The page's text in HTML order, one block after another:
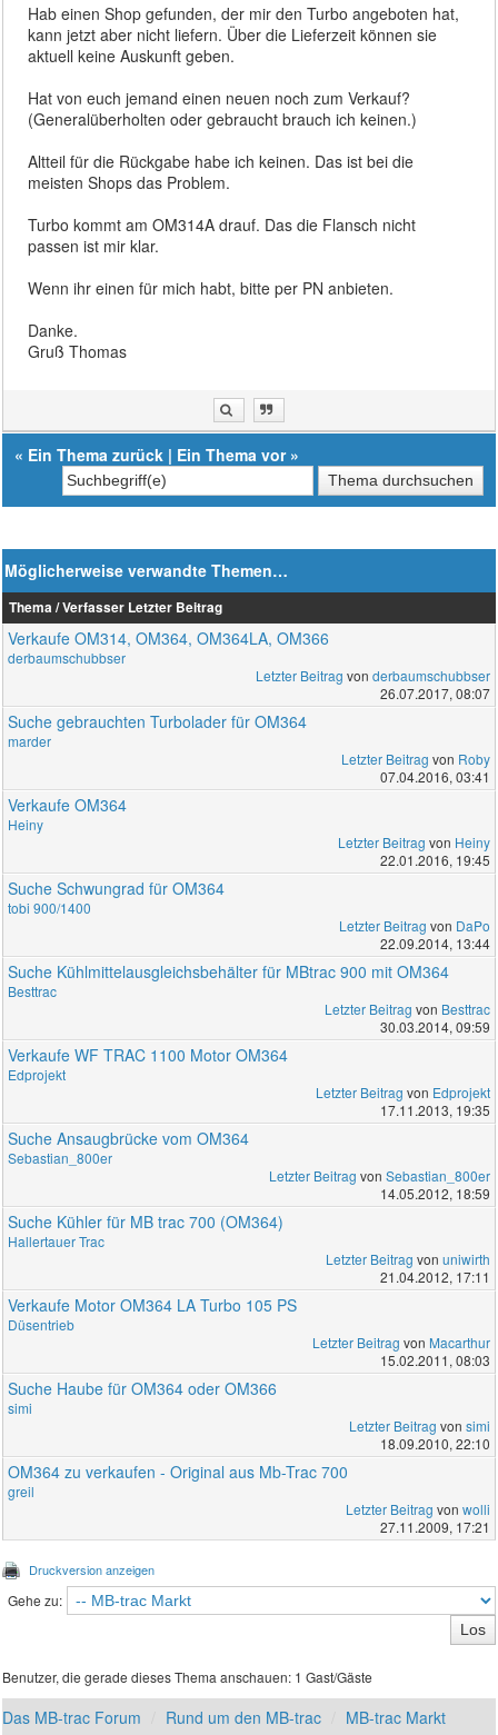
Hab einen Shop gefunden, der mir den Turbo angeboten hat,
kann jetzt aber nicht liefern. Über die Lieferzeit können sie
aktuell keine Auskunft geben.
Hat von euch jemand einen neuen noch zum Verkauf?
(Generalüberholten oder gebraucht brauch ich keinen.)
Altteil für die Rückgabe habe ich keinen. Das ist bei die
meisten Shops das Problem.
Turbo kommt am OM314A drauf. Das die Flansch nicht
passen ist mir klar.
Wenn ihr einen für mich habt, bitte per PN anbieten.
Danke.
Gruß Thomas
« Ein Thema zurück | Ein Thema vor»
Möglicherweise verwandte Themen…
Thema / Verfasser Letzter Beitrag
Verkaufe OM314, OM364, OM364LA, OM366
derbaumschubbser
Letzter Beitrag von derbaumschubbser
26.07.2017, 08:07
Suche gebrauchten Turbolader für OM364
marder
Letzter Beitrag von Roby
07.04.2016, 03:41
Verkaufe OM364
Heiny
Letzter Beitrag von Heiny
22.01.2016, 19:45
Suche Schwungrad für OM364
tobi 900/1400
Letzter Beitrag von DaPo
22.09.2014, 13:44
Suche Kühlmittelausgleichsbehälter für MBtrac 900 mit OM364
Besttrac
Letzter Beitrag von Besttrac
30.03.2014, 09:59
Verkaufe WF TRAC 1100 Motor OM364
Edprojekt
Letzter Beitrag von Edprojekt
17.11.2013, 19:35
Suche Ansaugbrücke vom OM364
Sebastian_800er
Letzter Beitrag von Sebastian_800er
14.05.2012, 18:59
Suche Kühler für MB trac 700 (OM364)
Hallertauer Trac
Letzter Beitrag von uniwirth
21.04.2012, 17:11
Verkaufe Motor OM364 LA Turbo 105 PS
Düsentrieb
Letzter Beitrag von Macarthur
15.02.2011, 08:03
Suche Haube für OM364 oder OM366
simi
Letzter Beitrag von simi
18.09.2010, 22:10
OM364 zu verkaufen - Original aus Mb-Trac 700
greil
Letzter Beitrag von wolli
27.11.2009, 17:21
Druckversion anzeigen
Gehe zu:
Benutzer, die gerade dieses Thema anschauen: 1 Gast/Gäste
Das MB-trac Forum Rund um den MB-trac MB-trac Markt